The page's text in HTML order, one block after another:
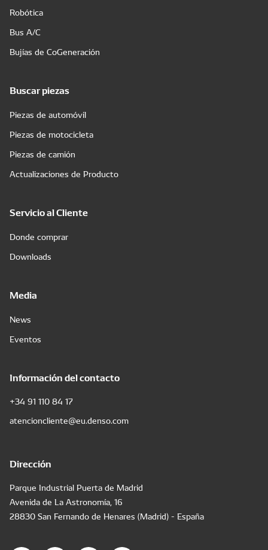
Robótica
Bus A/C
Bujías de CoGeneración
Buscar piezas
Piezas de automóvil
Piezas de motocicleta
Piezas de camión
Actualizaciones de Producto
Servicio al Cliente
Donde comprar
Downloads
Media
News
Eventos
Información del contacto
+34 91 110 84 17
atencioncliente@eu.denso.com
Dirección
Parque Industrial Puerta de Madrid
Avenida de La Astronomía, 16
28830 San Fernando de Henares (Madrid) - España